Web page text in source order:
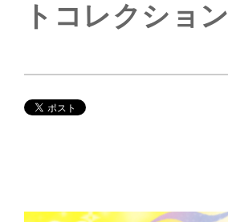
トコレクション